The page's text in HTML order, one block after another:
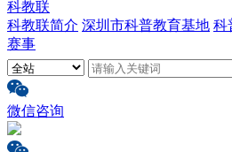
科教联
科教联简介 深圳市科普教育基地 科
赛事
微信咨询